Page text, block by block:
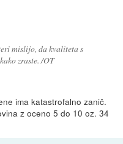
mislijo, da kvaliteta s
zraste. /OT
ima katastrofalno zanič.
z oceno 5 do 10 oz. 34